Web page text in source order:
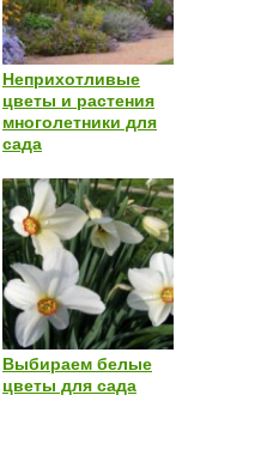
Неприхотливые
цветы и растения
многолетники для
сада
Выбираем белые
цветы для сада